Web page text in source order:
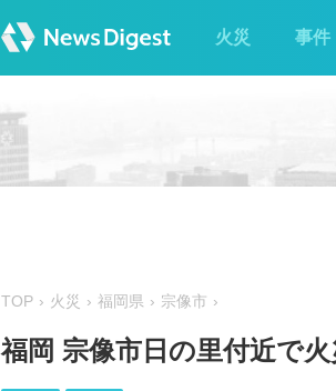
火災 事件
TOP 火災 福岡県 宗像市
福岡 宗像市日の里付近で